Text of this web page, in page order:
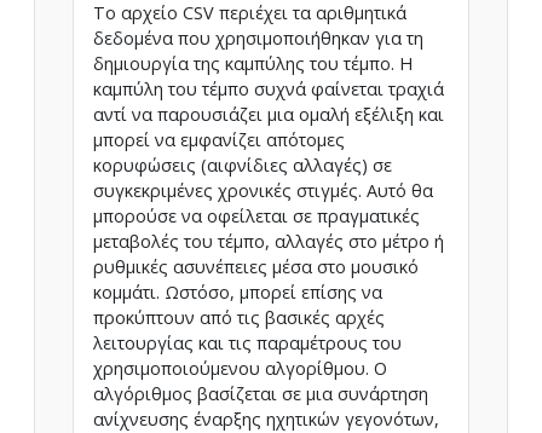
Το αρχείο CSV περιέχει τα αριθμητικά
δεδομένα που χρησιμοποιήθηκαν για τη
δημιουργία της καμπύλης του τέμπο. Η
καμπύλη του τέμπο συχνά φαίνεται τραχιά
αντί να παρουσιάζει μια ομαλή εξέλιξη και
μπορεί να εμφανίζει απότομες
κορυφώσεις (αιφνίδιες αλλαγές) σε
συγκεκριμένες χρονικές στιγμές. Αυτό θα
μπορούσε να οφείλεται σε πραγματικές
μεταβολές του τέμπο, αλλαγές στο μέτρο ή
ρυθμικές ασυνέπειες μέσα στο μουσικό
κομμάτι. Ωστόσο, μπορεί επίσης να
προκύπτουν από τις βασικές αρχές
λειτουργίας και τις παραμέτρους του
χρησιμοποιούμενου αλγορίθμου. Ο
αλγόριθμος βασίζεται σε μια συνάρτηση
ανίχνευσης έναρξης ηχητικών γεγονότων,